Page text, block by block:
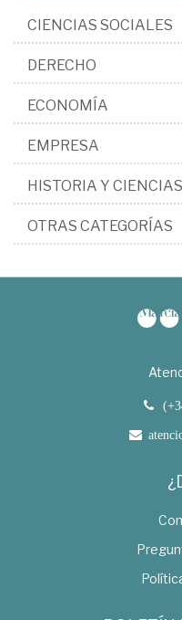
CIENCIAS SOCIALES
DERECHO
ECONOMÍA
EMPRESA
HISTORIA Y
OTRAS CATEGORÍAS